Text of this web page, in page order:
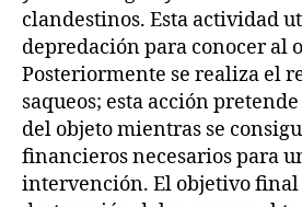
clandestinos. Esta actividad
depredación para conocer al
Posteriormente se realiza el
saqueos; esta acción
del objeto mientras se
financieros necesarios para
intervención. El objetivo final